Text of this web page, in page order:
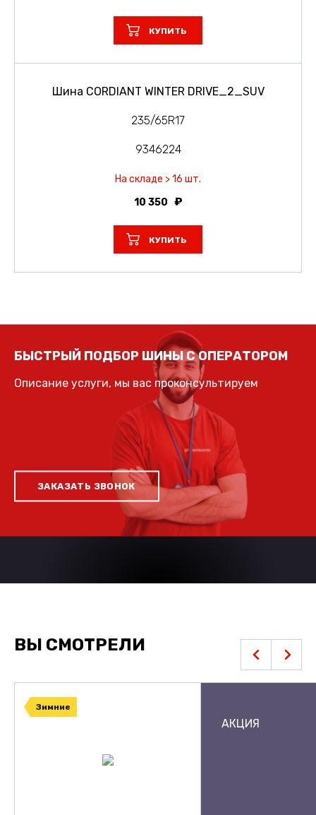
КУПИТЬ
Шина CORDIANT WINTER DRIVE_2_SUV
235/65R17
9346224
На складе > 16 шт.
10 350
КУПИТЬ
БЫСТРЫЙ ПОДБОР ШИНЫ С ОПЕРАТОРОМ
Описание услуги, мы вас проконсультируем
ЗАКАЗАТЬ ЗВОНОК
ВЫ СМОТРЕЛИ
Зимние
АКЦИЯ